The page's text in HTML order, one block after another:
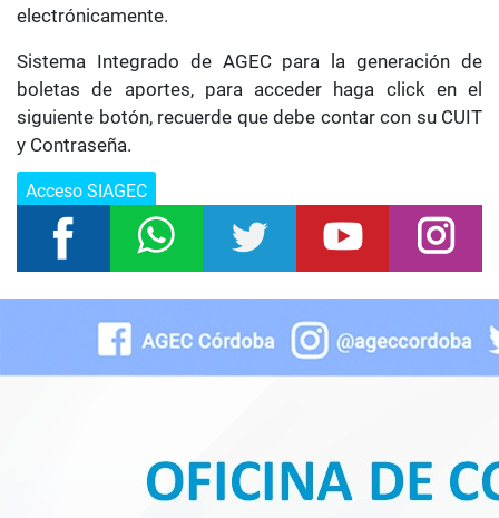
electrónicamente.
Sistema Integrado de AGEC para la generación de
boletas de aportes, para acceder haga click en el
siguiente botón, recuerde que debe contar con su CUIT
y Contraseña.
Acceso SIAGEC